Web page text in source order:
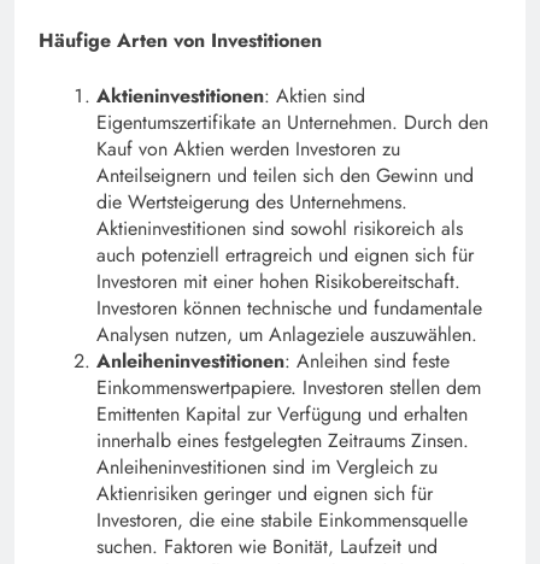
Häufige Arten von Investitionen
Aktieninvestitionen: Aktien sind
Eigentumszertifikate an Unternehmen. Durch den
Kauf von Aktien werden Investoren zu
Anteilseignern und teilen sich den Gewinn und
die Wertsteigerung des Unternehmens.
Aktieninvestitionen sind sowohl risikoreich als
auch potenziell ertragreich und eignen sich für
Investoren mit einer hohen Risikobereitschaft.
Investoren können technische und fundamentale
Analysen nutzen, um Anlageziele auszuwählen.
Anleiheninvestitionen: Anleihen sind feste
Einkommenswertpapiere. Investoren stellen dem
Emittenten Kapital zur Verfügung und erhalten
innerhalb eines festgelegten Zeitraums Zinsen.
Anleiheninvestitionen sind im Vergleich zu
Aktienrisiken geringer und eignen sich für
Investoren, die eine stabile Einkommensquelle
suchen. Faktoren wie Bonität, Laufzeit und